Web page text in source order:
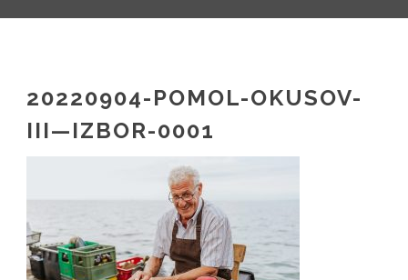
20220904-POMOL-OKUSOV-
III—IZBOR-0001